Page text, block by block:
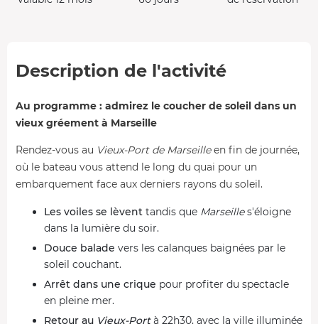
Description de l'activité
Au programme : admirez le coucher de soleil dans un
vieux gréement à Marseille
Rendez-vous au Vieux-Port de Marseilleen fin de journée,
où le bateau vous attend le long du quai pour un
embarquement face aux derniers rayons du soleil.
Les voiles se lèvent tandis que Marseilles'éloigne
dans la lumière du soir.
Douce balade vers les calanques baignées par le
soleil couchant.
Arrêt dans une crique pour profiter du spectacle
en pleine mer.
Retour au Vieux-Portà 22h30, avec la ville illuminée